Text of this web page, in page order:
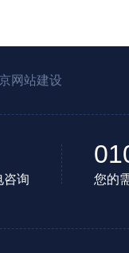
网站建设
咨询 您的